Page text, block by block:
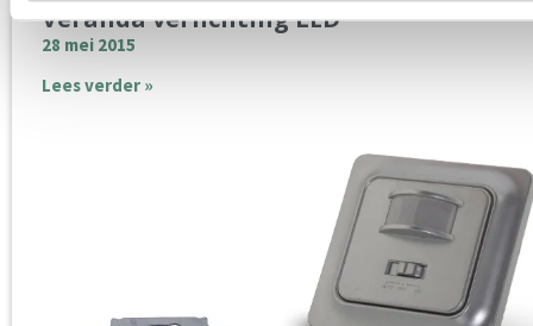
Veranda verlichting LED
28 mei 2015
Lees verder »